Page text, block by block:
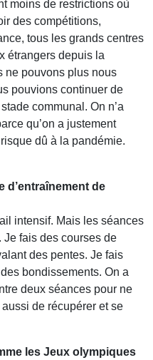
moins de restrictions où
des compétitions,
tous les grands centres
étrangers depuis la
ne pouvons plus nous
pouvions continuer de
communal. On n’a
qu’on a justement
dû à la pandémie.
d’entraînement de
intensif. Mais les séances
fais des courses de
des pentes. Je fais
bondissements. On a
deux séances pour ne
de récupérer et se
les Jeux olympiques